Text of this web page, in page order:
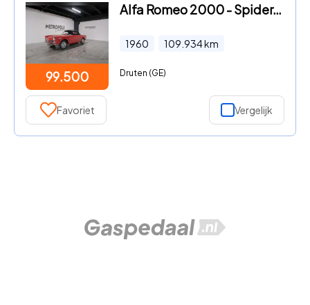
99.500
Alfa Romeo 2000 - Spider.1960. M0273 - S0010
1960 109.934km
Druten (GE)
Favoriet Vergelijk